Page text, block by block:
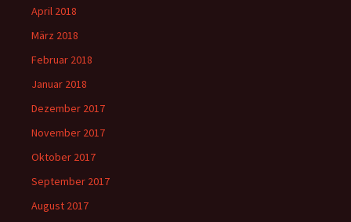
April 2018
März 2018
Februar 2018
Januar 2018
Dezember 2017
November 2017
Oktober 2017
September 2017
August 2017